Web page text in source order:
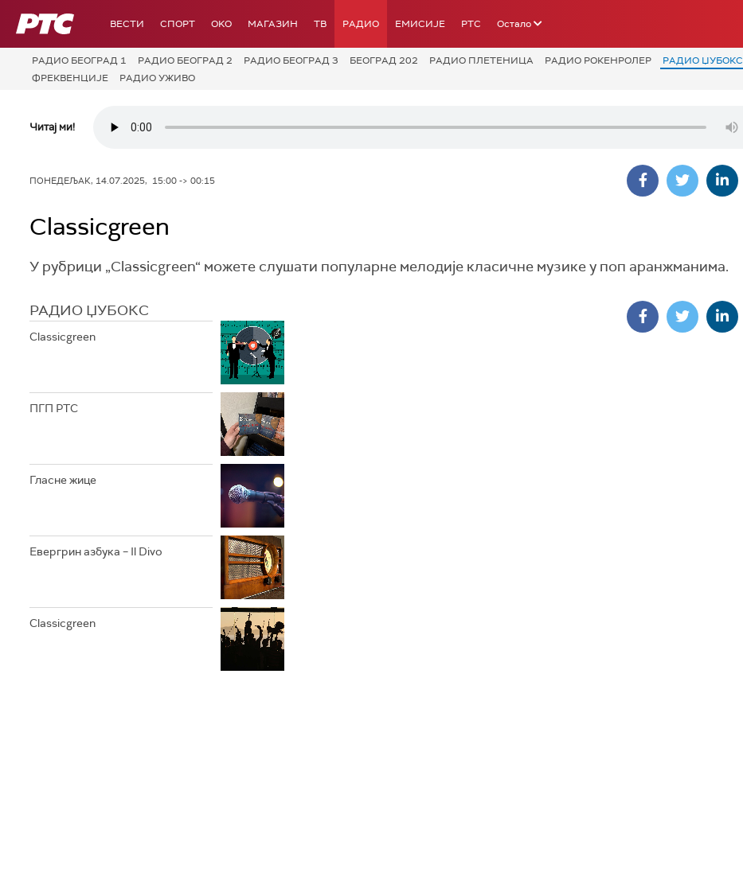
РТС ВЕСТИ СПОРТ OKO МАГАЗИН ТВ РАДИО ЕМИСИЈЕ РТС Остало
РАДИО БЕОГРАД 1 РАДИО БЕОГРАД 2 РАДИО БЕОГРАД 3 БЕОГРАД 202 РАДИО ПЛЕТЕНИЦА РАДИО РОКЕНРОЛЕР РАДИО ЏУБОКС
ФРЕКВЕНЦИЈЕ
РАДИО УЖИВО
Читај ми!
ПОНЕДЕЉАК, 14.07.2025, 15:00 -> 00:15
Classicgreen
У рубрици „Classicgreen“ можете слушати популарне мелодије класичне музике у поп аранжманима.
РАДИО ЏУБОКС
Classicgreen
ПГП РТС
Гласне жице
Евергрин азбука – Il Divo
Classicgreen